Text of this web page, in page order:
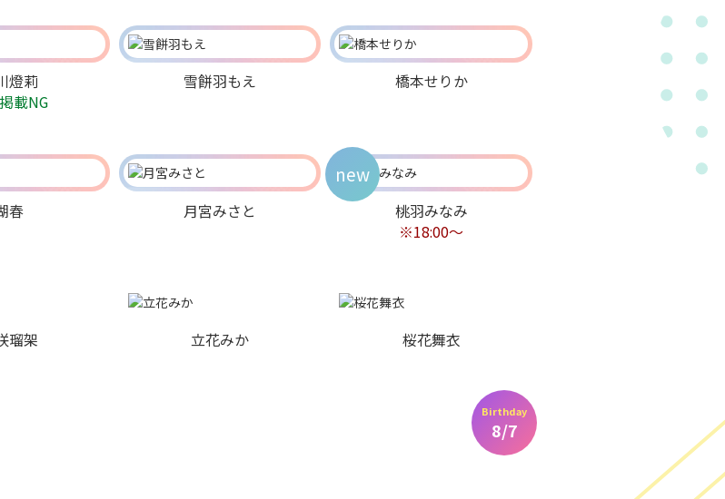
燈莉
載NG
雪餅羽もえ 橋本せりか
春 月宮みさと
桃羽みなみ
※18:00～
new
Birthday
8/7
瑠架 立花みか 桜花舞衣